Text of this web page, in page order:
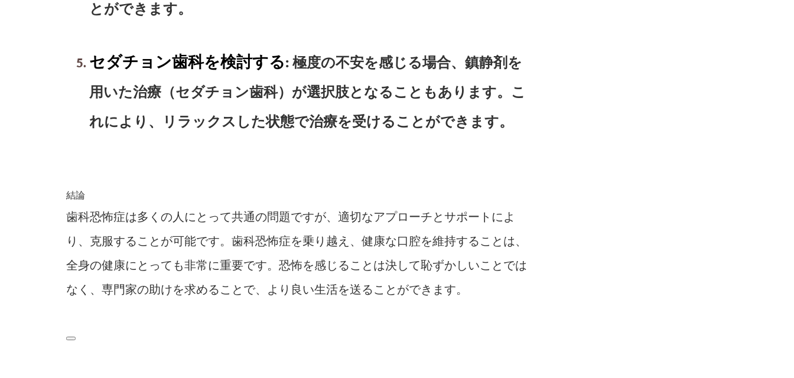
とができます。
セダチョン歯科を検討する: 極度の不安を感じる場合、鎮静剤を
用いた治療（セダチョン歯科）が選択肢となることもあります。こ
れにより、リラックスした状態で治療を受けることができます。
結論
歯科恐怖症は多くの人にとって共通の問題ですが、適切なアプローチとサポートによ
り、克服することが可能です。歯科恐怖症を乗り越え、健康な口腔を維持することは、
全身の健康にとっても非常に重要です。恐怖を感じることは決して恥ずかしいことでは
なく、専門家の助けを求めることで、より良い生活を送ることができます。